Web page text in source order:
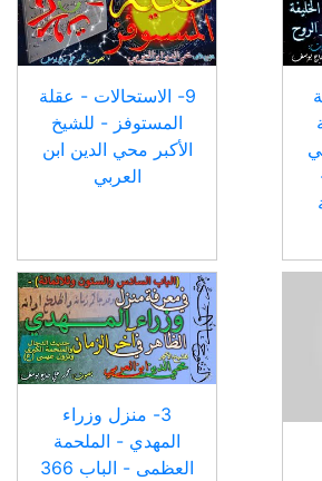
9- الاستحالات - عقلة
المستوفز - للشيخ
الأكبر محي الدين ابن
العربي
3- منزل وزراء
المهدي - الملحمة
العظمى - الباب 366